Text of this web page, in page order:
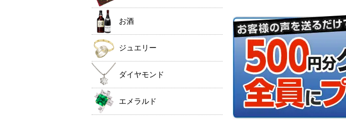
お酒
ジュエリー
ダイヤモンド
エメラルド